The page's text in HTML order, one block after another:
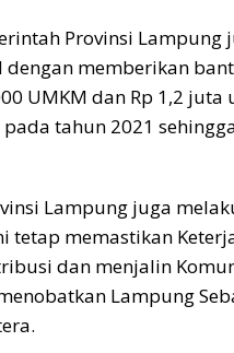
Provinsi
dengan memberikan
UMKM dan Rp 1,2
pada tahun 2021
Lampung juga
tetap memastikan
dan menjalin
Lampung